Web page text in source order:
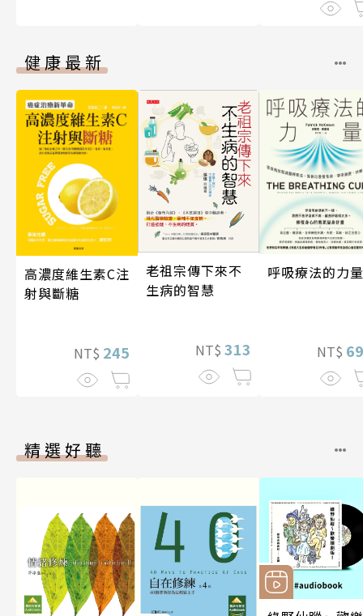
健康最新
高濃度維生素C注
射與斷糖
NT$ 245
老祖宗傳下來不
生病的智慧
NT$ 313
呼吸療法的力量
NT$
精選好聽